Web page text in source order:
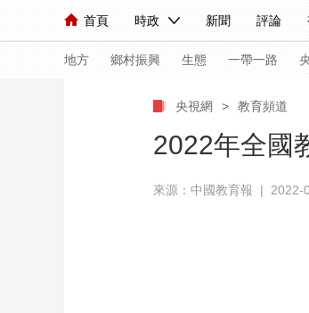
首頁 時政 新聞 評論
人民領袖習近平 聯播+ 中國領導人
直播 片庫 欄目大全 節目單 聽
海外頻道 iPanda English Монгол
地方 鄉村振興 生態 一帶一路
央視網 > 教育頻道
2022年全國
來源：中國教育報 | 2022-